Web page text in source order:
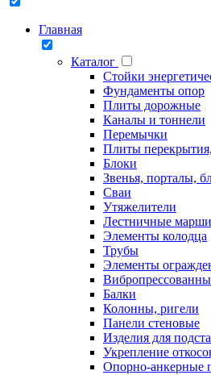
Главная
Каталог
Стойки
Фундаменты опор
Плиты дорожные
Каналы и тоннели
Перемычки
Плиты
Блоки
Звенья, порталы,
Сваи
Утяжелители
Лестничные
Элементы колодца
Трубы
Элементы
Балки
Колонны, ригели
Панели стеновые
Изделия для
Укрепление
Опорно-анкерные